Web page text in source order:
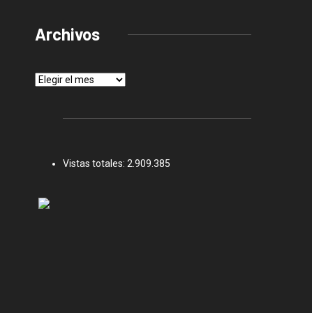
Archivos
Archivos
Vistas totales: 2.909.385